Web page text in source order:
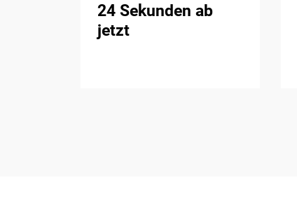
24 Sekunden ab
jetzt